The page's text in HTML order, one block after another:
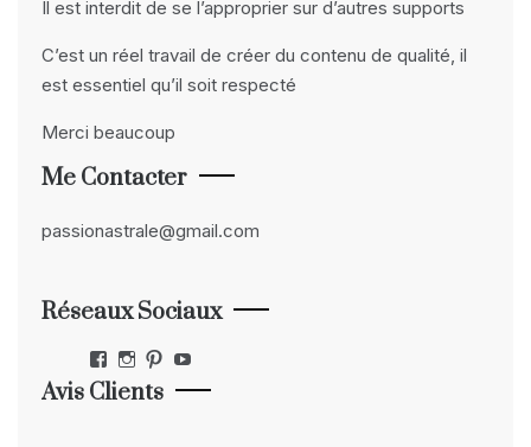
Il est interdit de se l’approprier sur d’autres supports
C’est un réel travail de créer du contenu de qualité, il
est essentiel qu’il soit respecté
Merci beaucoup
Me Contacter
passionastrale@gmail.com
Réseaux Sociaux
Facebook
Instagram
Pinterest
YouTube
Avis Clients